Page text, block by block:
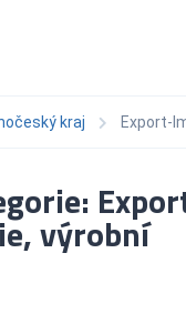
kraj Export-
výrobní